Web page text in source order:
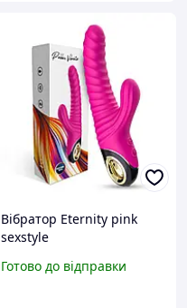
Вібратор Eternity pink
sexstyle
Готово до відправки